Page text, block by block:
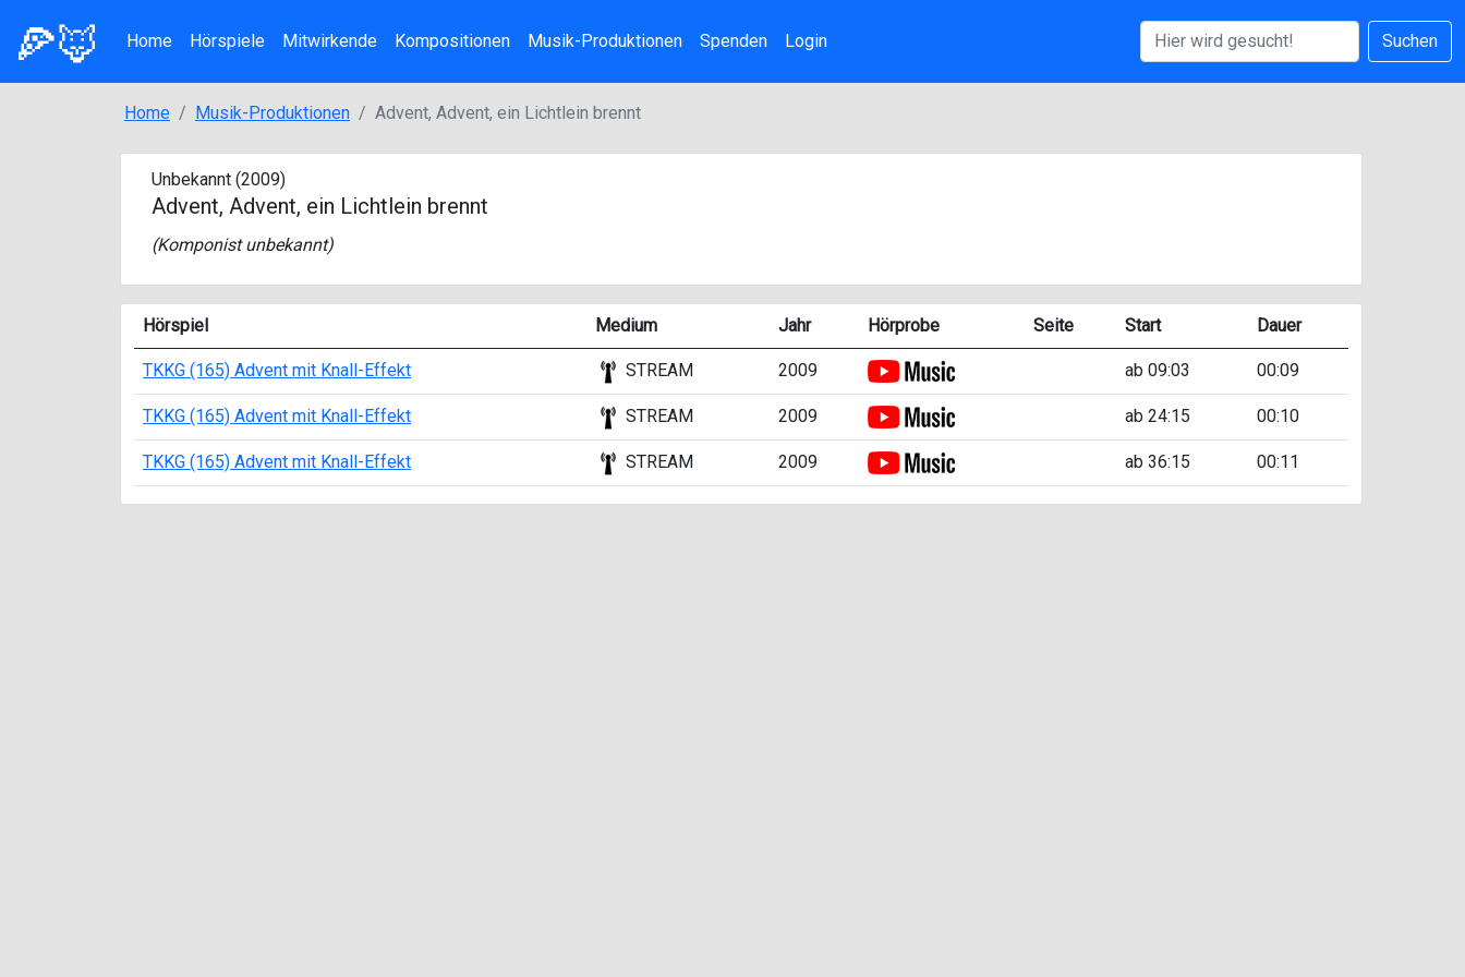
🍕🦊 Home Hörspiele Mitwirkende Kompositionen Musik-Produktionen Spenden Login Suchen
Home Musik-Produktionen Advent, Advent, ein Lichtlein brennt
Unbekannt (2009)
Advent, Advent, ein Lichtlein brennt
(Komponist unbekannt)
Hörspiel Medium Jahr Hörprobe Seite Start Dauer
TKKG (165) Advent mit Knall-Effekt STREAM 2009 ab 09:03 00:09
TKKG (165) Advent mit Knall-Effekt STREAM 2009 ab 24:15 00:10
TKKG (165) Advent mit Knall-Effekt STREAM 2009 ab 36:15 00:11